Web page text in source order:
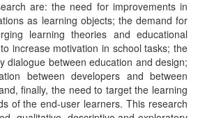
are: the need for improvements in
as learning objects; the demand for
learning theories and educational
increase motivation in school tasks; the
dialogue between education and design;
between developers and between
finally, the need to target the learning
of the end-user learners. This research